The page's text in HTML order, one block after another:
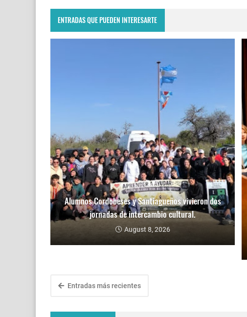
ENTRADAS QUE PUEDEN INTERESARTE
Alumnos Cordobeses y Santiagueños vivieron dos
jornadas de intercambio cultural.
August 8, 2026
Entradas más recientes